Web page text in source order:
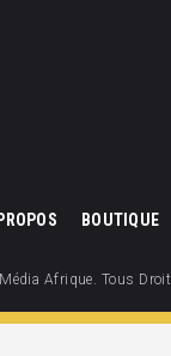
BOUTIQUE
Afrique. Tous
est une division de